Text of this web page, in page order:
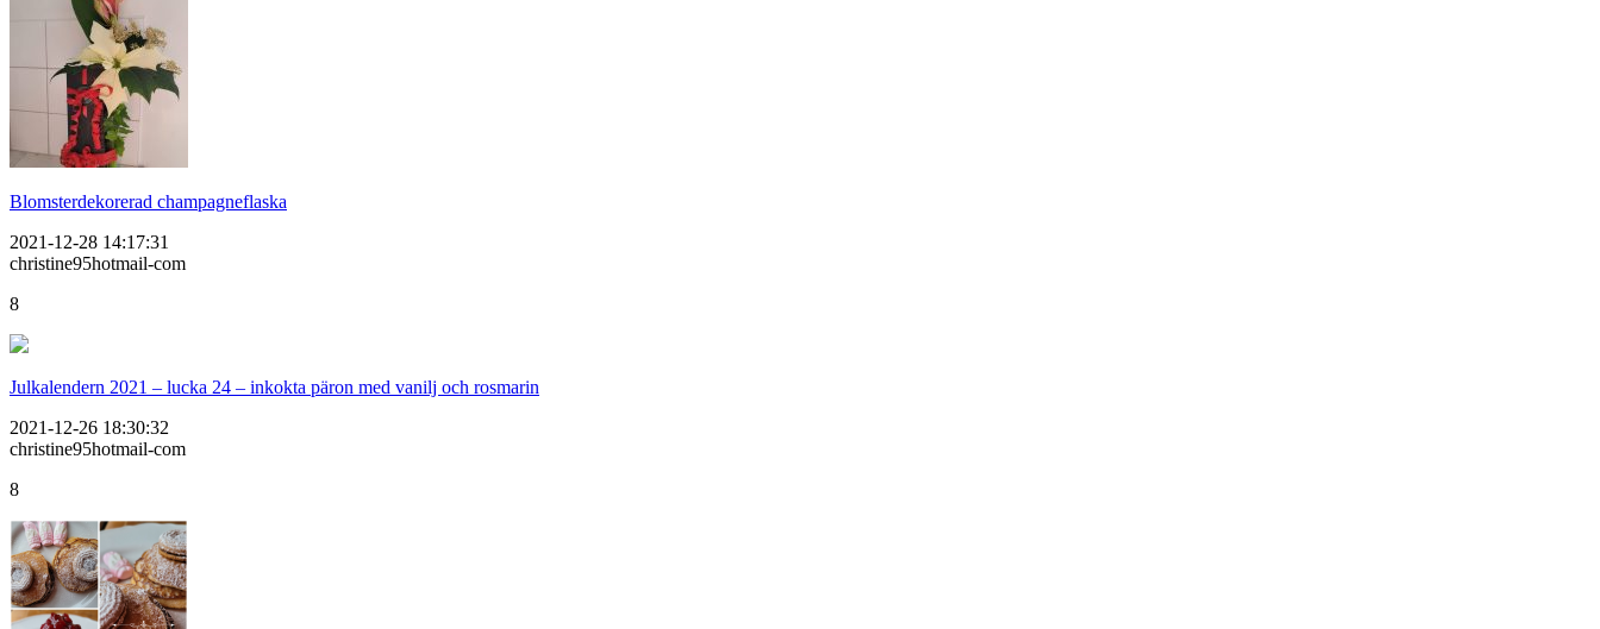
Blomsterdekorerad champagneflaska
2021-12-28 14:17:31
christine95hotmail-com
8
Julkalendern 2021 – lucka 24 – inkokta päron med vanilj och rosmarin
2021-12-26 18:30:32
christine95hotmail-com
8